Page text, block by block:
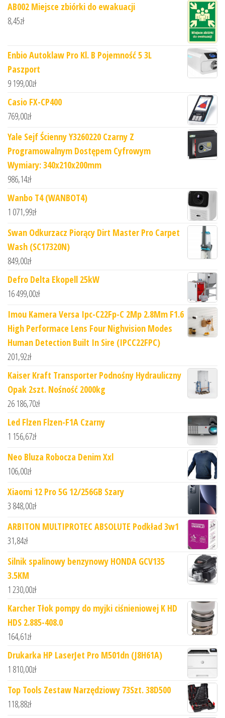
AB002 Miejsce zbiórki do ewakuacji
8,45zł
Enbio Autoklaw Pro Kl. B Pojemność 5 3L
Paszport
9 199,00zł
Casio FX-CP400
769,00zł
Yale Sejf Ścienny Y3260220 Czarny Z
Programowalnym Dostępem Cyfrowym
Wymiary: 340x210x200mm
986,14zł
Wanbo T4 (WANBOT4)
1 071,99zł
Swan Odkurzacz Piorący Dirt Master Pro Carpet
Wash (SC17320N)
849,00zł
Defro Delta Ekopell 25kW
16 499,00zł
Imou Kamera Versa Ipc-C22Fp-C 2Mp 2.8Mm F1.6
High Performace Lens Four Nighvision Modes
Human Detection Built In Sire (IPCC22FPC)
201,92zł
Kaiser Kraft Transporter Podnośny Hydrauliczny
Opak 2szt. Nośność 2000kg
26 186,70zł
Led Flzen Flzen-F1A Czarny
1 156,67zł
Neo Bluza Robocza Denim Xxl
106,00zł
Xiaomi 12 Pro 5G 12/256GB Szary
3 848,00zł
ARBITON MULTIPROTEC ABSOLUTE Podkład 3w1
31,84zł
Silnik spalinowy benzynowy HONDA GCV135
3.5KM
1 230,00zł
Karcher Tłok pompy do myjki ciśnieniowej K HD
HDS 2.885-408.0
164,61zł
Drukarka HP LaserJet Pro M501dn (J8H61A)
1 810,00zł
Top Tools Zestaw Narzędziowy 73Szt. 38D500
118,88zł